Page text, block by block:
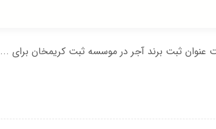
ثبت برند آجر در موسسه ثبت کریمخان برای ...